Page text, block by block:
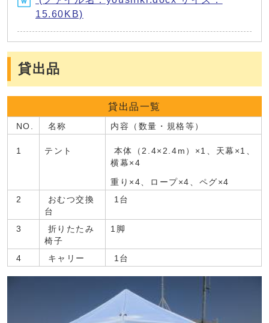
15.60KB)
貸出品
貸出品一覧
NO. 名称 内容（数量・規格等）
1 テント
本体（2.4×2.4m）×1、天幕×1、
横幕×4
重り×4、ロープ×4、ペグ×4
2
おむつ交換
台
1台
3
折りたたみ
椅子
1脚
4 キャリー 1台